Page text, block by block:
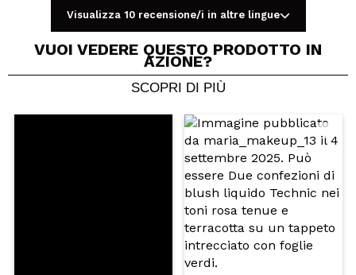
Condividi un video o una foto
Il tuo video potrebbe essere il primo. Immaginalo...
Consiglieresti questo acquisto? Si No
5/5
INVIA
Visualizza 10 recensione/i in altre lingue
VUOI VEDERE QUESTO PRODOTTO IN
AZIONE?
SCOPRI DI PIÙ